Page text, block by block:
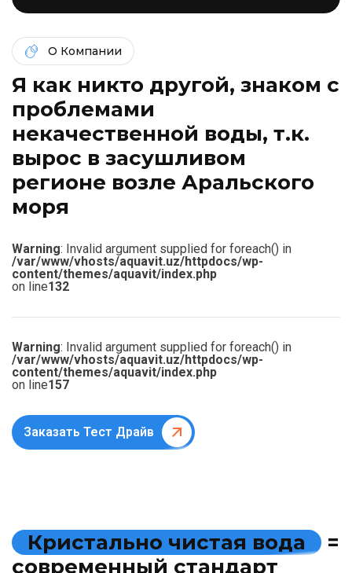
О Компании
Я как никто другой, знаком c
проблемами
некачественной воды, т.к.
вырос в засушливом
регионе возле Аральского
моря
Warning: Invalid argument supplied for foreach() in
/var/www/vhosts/aquavit.uz/httpdocs/wp-
content/themes/aquavit/index.php
on line132
Warning: Invalid argument supplied for foreach() in
/var/www/vhosts/aquavit.uz/httpdocs/wp-
content/themes/aquavit/index.php
on line157
Заказать Тест Драйв
Кристально чистая вода
=
современный стандарт